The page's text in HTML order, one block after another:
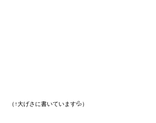
（↑大げさに書いています💦）